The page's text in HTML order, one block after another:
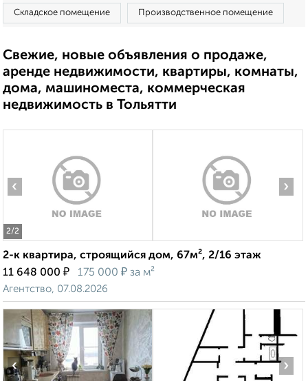
Складское помещение Производственное помещение
Свежие, новые объявления о продаже,
аренде недвижимости, квартиры, комнаты,
дома, машиноместа, коммерческая
недвижимость в Тольятти
2/2
‹ ›
2-к квартира, строящийся дом, 67м², 2/16 этаж
11 648 000 ₽ 175 000 ₽ за м²
Агентство, 07.08.2026
‹ ›